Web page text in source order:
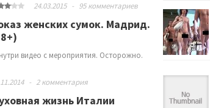
24.03.2015 - 95 комментариев
женских сумок. Мадрид.
видео с мероприятия. Осторожно.
- 2 комментария
жизнь Италии